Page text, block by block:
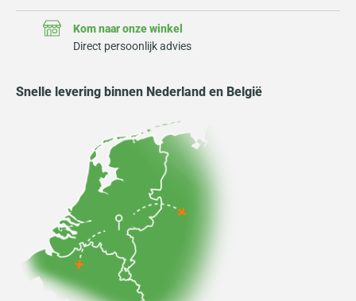
Kom naar onze winkel
Direct persoonlijk advies
Snelle levering binnen Nederland en België